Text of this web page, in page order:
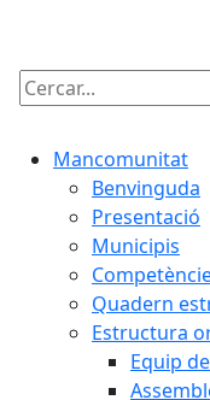
Cercar:
Mancomunitat
Benvinguda
Presentació
Municipis
Quadern
Estructura
Equip